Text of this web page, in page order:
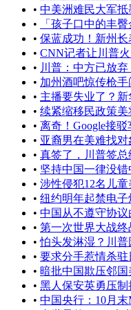
• 中美洲难民大军
•
「孩子口中的丰
• 保蓝成功！新州
• CNN记者让川普
• 川普：中方已放弃
• 加州酒吧惊传枪
• 主播要失业了？新
• 续紧缩移民政策
• 离奇！Google接
• 亚裔男在美难找
• 真签了，川普签
• 坚持中国一律没
• 涉性侵犯12名儿
• 纽约明年起禁电子
• 中国从不遵守协
• 第一次世界大战
•怕头发淋湿？川
• 要求分手惹情杀
• 暗批中国欺压邻
• 黑人保安英勇压
• 中国央行：10月